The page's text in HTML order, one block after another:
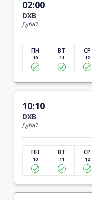
02:00
DXB
Дубай
ПН
10
ВТ
11
СР
12
10:10
DXB
Дубай
ПН
10
ВТ
11
СР
12